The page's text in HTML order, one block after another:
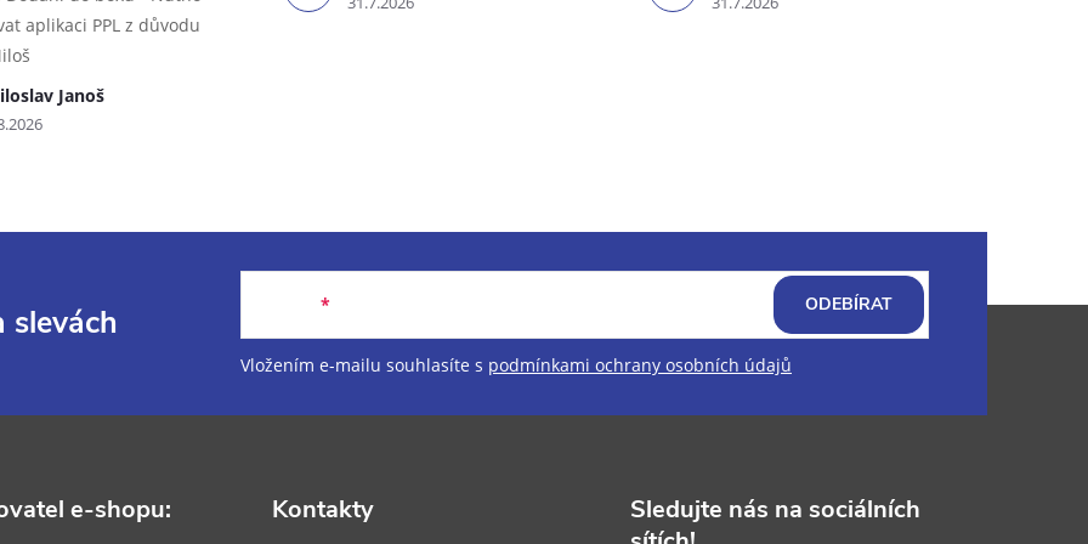
Janoš
aplikaci PPL z důvodu
slevách
Vložením e-mailu souhlasíte s podmínkami ochrany osobních údajů
ODEBÍRAT
e-shopu: Kontakty
Sledujte nás na sociálních